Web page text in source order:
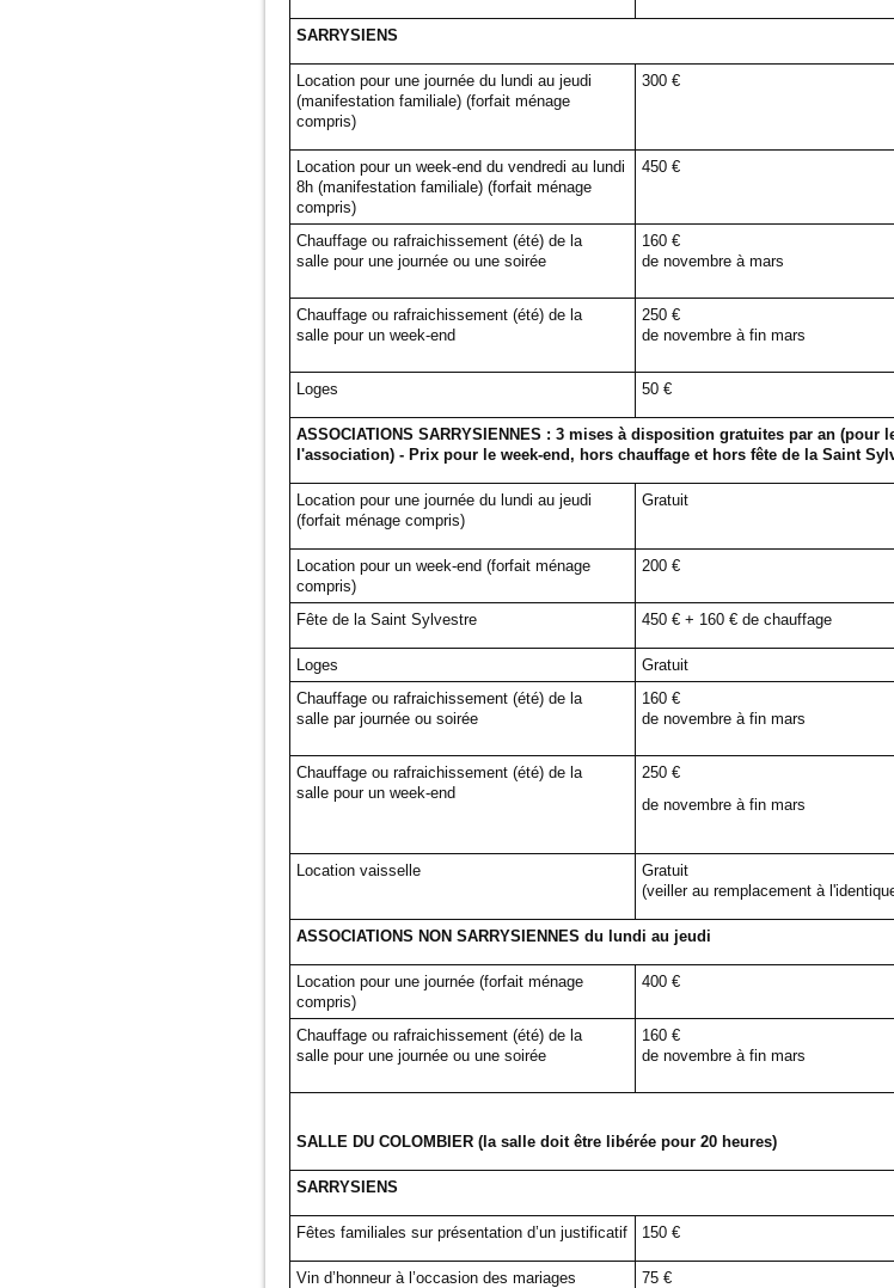
SARRYSIENS
Location pour une journée du lundi au jeudi
(manifestation familiale) (forfait ménage
compris)
300 €
Location pour un week-end du vendredi au lundi
8h (manifestation familiale) (forfait ménage
compris)
450 €
Chauffage ou rafraichissement (été) de la
salle pour une journée ou une soirée
160 €
de novembre à mars
Chauffage ou rafraichissement (été) de la
salle pour un week-end
250 €
de novembre à fin mars
Loges
50 €
ASSOCIATIONS SARRYSIENNES : 3 mises à disposition gratuites par an
l'association) - Prix pour le week-end, hors chauffage et hors fête de la Saint
Location pour une journée du lundi au jeudi
(forfait ménage compris)
Gratuit
Location pour un week-end (forfait ménage
compris)
200 €
Fête de la Saint Sylvestre 450 € + 160 € de chauffage
Loges
Gratuit
Chauffage ou rafraichissement (été) de la
salle par journée ou soirée
160 €
de novembre à fin mars
Chauffage ou rafraichissement (été) de la
salle pour un week-end
250 €
de novembre à fin mars
Location vaisselle
Gratuit
(veiller au remplacement à
ASSOCIATIONS NON SARRYSIENNES du lundi au jeudi
Location pour une journée (forfait ménage
compris)
400 €
Chauffage ou rafraichissement (été) de la
salle pour une journée ou une soirée
160 €
de novembre à fin mars
SALLE DU COLOMBIER (la salle doit être libérée pour 20 heures)
SARRYSIENS
Fêtes familiales sur présentation d’un justificatif 150 €
Vin d’honneur à l’occasion des mariages
75 €